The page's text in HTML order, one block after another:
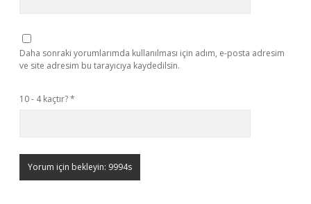
Daha sonraki yorumlarımda kullanılması için adım, e-posta adresim
ve site adresim bu tarayıcıya kaydedilsin.
10 - 4 kaçtır?*